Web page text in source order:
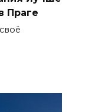
Праге